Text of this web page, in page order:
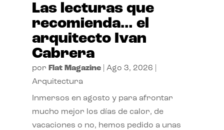
Las lecturas que
recomienda… el
arquitecto Ivan
Cabrera
por Flat Magazine| Ago 3, 2026
Arquitectura
Inmersos en agosto y para afrontar
mucho mejor los días de calor, de
vacaciones o no, hemos pedido a unas